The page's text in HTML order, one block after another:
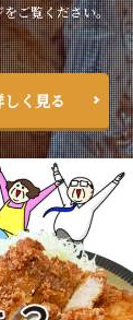
ご覧ください。
く見る